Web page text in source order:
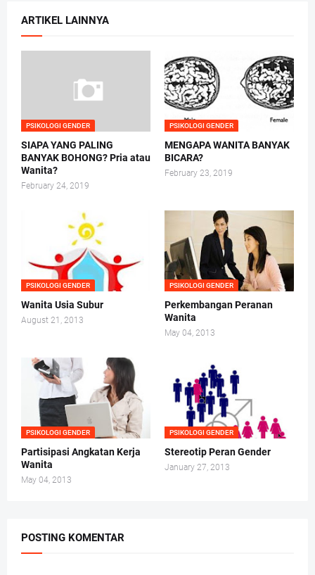
ARTIKEL LAINNYA
PSIKOLOGI GENDER
SIAPA YANG PALING
BANYAK BOHONG? Pria atau
Wanita?
February 24, 2019
PSIKOLOGI GENDER
MENGAPA WANITA BANYAK
BICARA?
February 23, 2019
PSIKOLOGI GENDER
Wanita Usia Subur
August 21, 2013
PSIKOLOGI GENDER
Perkembangan Peranan
Wanita
May 04, 2013
PSIKOLOGI GENDER
Partisipasi Angkatan Kerja
Wanita
May 04, 2013
PSIKOLOGI GENDER
Stereotip Peran Gender
January 27, 2013
POSTING KOMENTAR